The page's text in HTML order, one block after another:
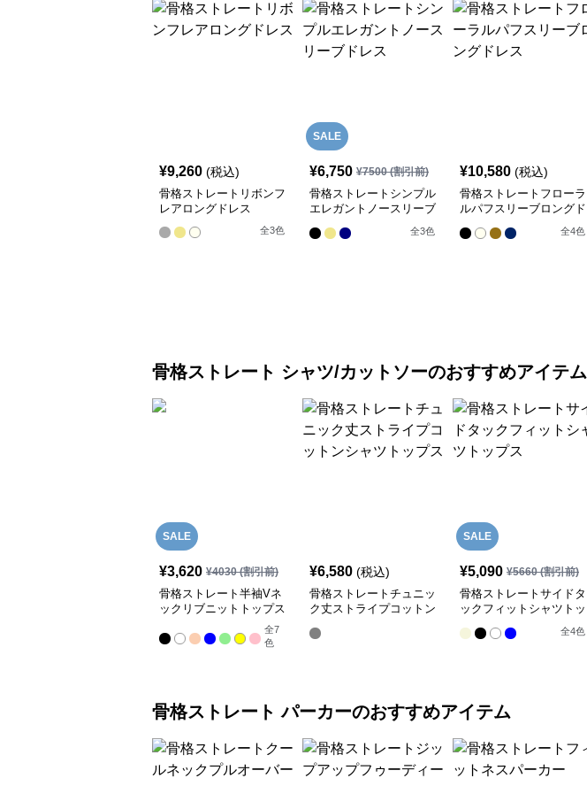
¥9,260 (税込)
骨格ストレートリボンフ
レアロングドレス
全3色
SALE
¥6,750 ¥7500(割引前)
骨格ストレートシンプル
エレガントノースリーブ
全3色
¥10,580 (税込)
骨格ストレートフローラ
ルパフスリーブロングド
全4色
骨格ストレート シャツ/カットソーのおすすめアイテム
SALE
¥3,620 ¥4030(割引前)
骨格ストレート半袖Vネ
ックリブニットトップス
全7
色
¥6,580 (税込)
骨格ストレートチュニッ
ク丈ストライプコットン
SALE
¥5,090 ¥5660(割引前)
骨格ストレートサイドタ
ックフィットシャツトッ
全4色
骨格ストレート パーカーのおすすめアイテム